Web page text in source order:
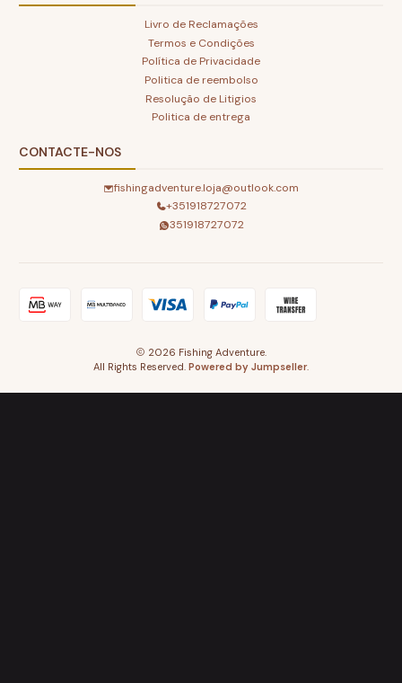
Livro de Reclamações
Termos e Condições
Política de Privacidade
Politica de reembolso
Resolução de Litigios
Politica de entrega
CONTACTE-NOS
fishingadventure.loja@outlook.com
+351918727072
351918727072
2026 Fishing Adventure.
All Rights Reserved. Powered by Jumpseller.